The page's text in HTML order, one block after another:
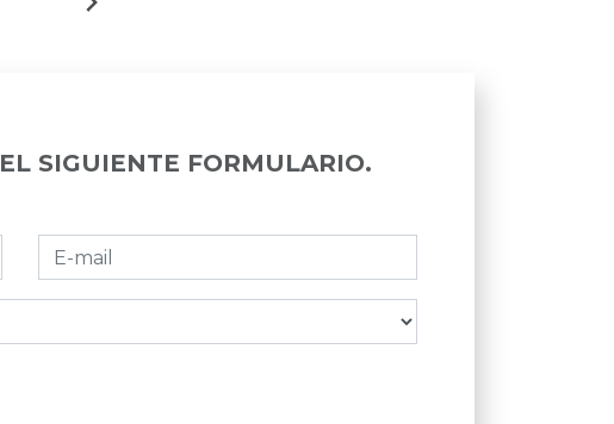
EL SIGUIENTE FORMULARIO.